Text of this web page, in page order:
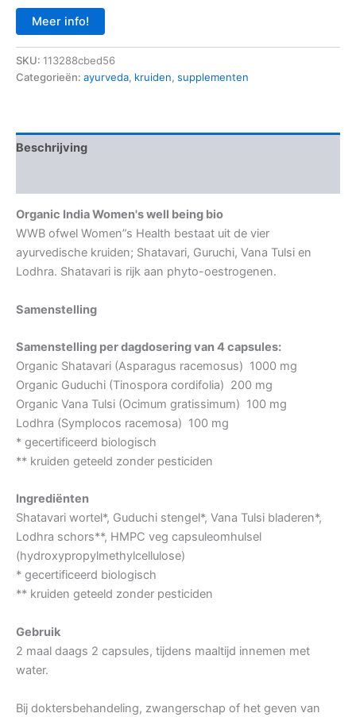
Meer info!
SKU: 113288cbed56
Categorieën: ayurveda, kruiden, supplementen
Beschrijving
Organic India Women's well being bio
WWB ofwel Women”s Health bestaat uit de vier
ayurvedische kruiden; Shatavari, Guruchi, Vana Tulsi en
Lodhra. Shatavari is rijk aan phyto-oestrogenen.
Samenstelling
Samenstelling per dagdosering van 4 capsules:
Organic Shatavari (Asparagus racemosus) 1000 mg
Organic Guduchi (Tinospora cordifolia) 200 mg
Organic Vana Tulsi (Ocimum gratissimum) 100 mg
Lodhra (Symplocos racemosa) 100 mg
* gecertificeerd biologisch
** kruiden geteeld zonder pesticiden
Ingrediënten
Shatavari wortel*, Guduchi stengel*, Vana Tulsi bladeren*,
Lodhra schors**, HMPC veg capsuleomhulsel
(hydroxypropylmethylcellulose)
* gecertificeerd biologisch
** kruiden geteeld zonder pesticiden
Gebruik
2 maal daags 2 capsules, tijdens maaltijd innemen met
water.
Bij doktersbehandeling, zwangerschap of het geven van